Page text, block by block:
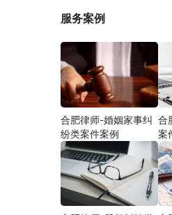
服务案例
合肥律师-婚姻家事纠
纷类案件案例
合
案